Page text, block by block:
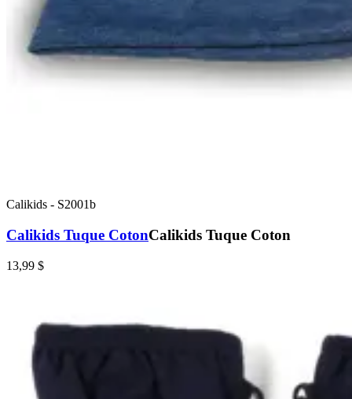
Calikids - S2001b
Calikids Tuque CotonCalikids Tuque Coton
13,99 $